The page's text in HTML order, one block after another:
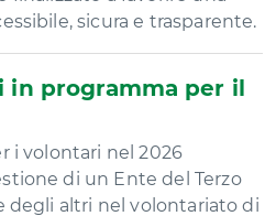
sicura e trasparente.
in programma per il
i volontari nel 2026
di un Ente del Terzo
degli altri nel volontariato di